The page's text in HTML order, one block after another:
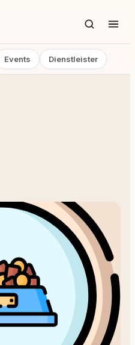
Events Dienstleister